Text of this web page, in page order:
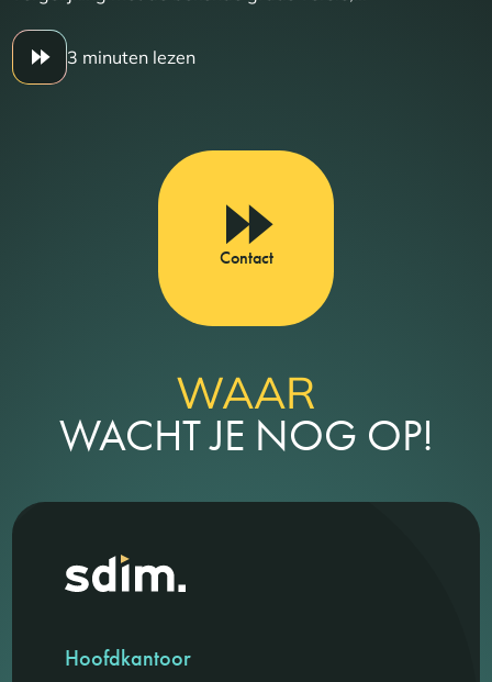
3 minuten lezen
Contact
WAAR
WACHT JE NOG OP!
Hoofdkantoor